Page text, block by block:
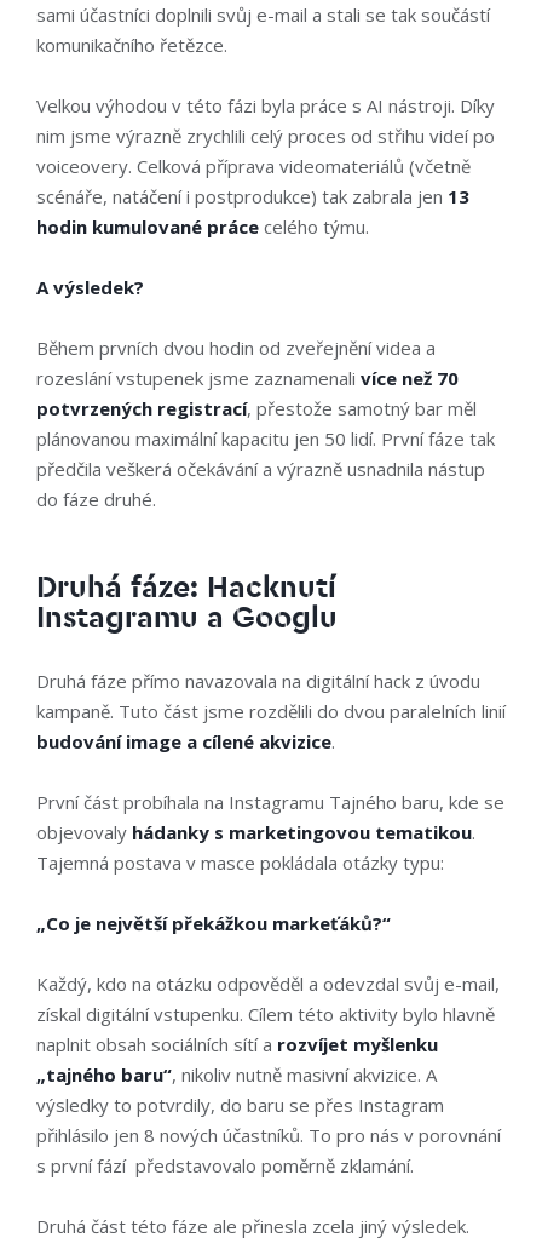
sami účastníci doplnili svůj e-mail a stali se tak součástí
komunikačního řetězce.
Velkou výhodou v této fázi byla práce s AI nástroji. Díky
nim jsme výrazně zrychlili celý proces od střihu videí po
voiceovery. Celková příprava videomateriálů (včetně
scénáře, natáčení i postprodukce) tak zabrala jen 13
hodin kumulované práce celého týmu.
A výsledek?
Během prvních dvou hodin od zveřejnění videa a
rozeslání vstupenek jsme zaznamenali více než 70
potvrzených registrací, přestože samotný bar měl
plánovanou maximální kapacitu jen 50 lidí. První fáze tak
předčila veškerá očekávání a výrazně usnadnila nástup
do fáze druhé.
Druhá fáze: Hacknutí
Instagramu a Googlu
Druhá fáze přímo navazovala na digitální hack z úvodu
kampaně. Tuto část jsme rozdělili do dvou paralelních linií
budování image a cílené akvizice.
První část probíhala na Instagramu Tajného baru, kde se
objevovaly hádanky s marketingovou tematikou.
Tajemná postava v masce pokládala otázky typu:
„Co je největší překážkou markeťáků?“
Každý, kdo na otázku odpověděl a odevzdal svůj e-mail,
získal digitální vstupenku. Cílem této aktivity bylo hlavně
naplnit obsah sociálních sítí a rozvíjet myšlenku
„tajného baru“, nikoliv nutně masivní akvizice. A
výsledky to potvrdily, do baru se přes Instagram
přihlásilo jen 8 nových účastníků. To pro nás v porovnání
s první fází představovalo poměrně zklamání.
Druhá část této fáze ale přinesla zcela jiný výsledek.